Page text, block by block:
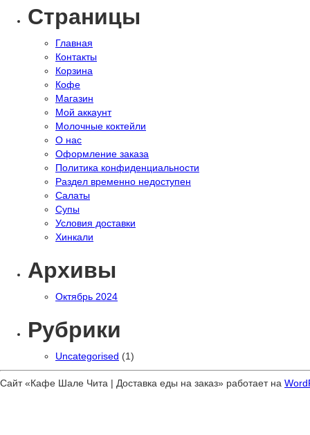
Страницы
Главная
Контакты
Корзина
Кофе
Магазин
Мой аккаунт
Молочные коктейли
О нас
Оформление заказа
Политика конфиденциальности
Раздел временно недоступен
Салаты
Супы
Условия доставки
Хинкали
Архивы
Октябрь 2024
Рубрики
Uncategorised (1)
Сайт «Кафе Шале Чита | Доставка еды на заказ» работает на